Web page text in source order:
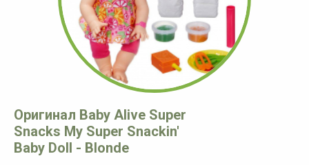
Оригинал Baby Alive Super
Snacks My Super Snackin'
Baby Doll - Blonde